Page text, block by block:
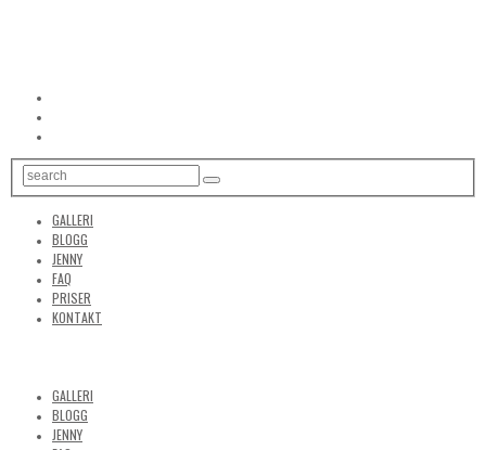
GALLERI
BLOGG
JENNY
FAQ
PRISER
KONTAKT
GALLERI
BLOGG
JENNY